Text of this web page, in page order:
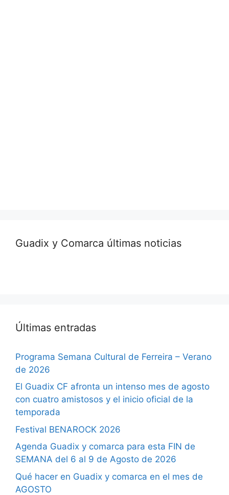
Guadix y Comarca últimas noticias
Últimas entradas
Programa Semana Cultural de Ferreira – Verano
de 2026
El Guadix CF afronta un intenso mes de agosto
con cuatro amistosos y el inicio oficial de la
temporada
Festival BENAROCK 2026
Agenda Guadix y comarca para esta FIN de
SEMANA del 6 al 9 de Agosto de 2026
Qué hacer en Guadix y comarca en el mes de
AGOSTO